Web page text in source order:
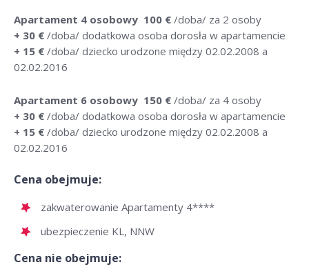
Apartament 4 osobowy 100 € /doba/ za 2 osoby
+ 30 € /doba/ dodatkowa osoba dorosła w apartamencie
+ 15 € /doba/ dziecko urodzone między 02.02.2008 a
02.02.2016
Apartament 6 osobowy 150 € /doba/ za 4 osoby
+ 30 € /doba/ dodatkowa osoba dorosła w apartamencie
+ 15 € /doba/ dziecko urodzone między 02.02.2008 a
02.02.2016
Cena obejmuje:
zakwaterowanie Apartamenty 4****
ubezpieczenie KL, NNW
Cena nie obejmuje: